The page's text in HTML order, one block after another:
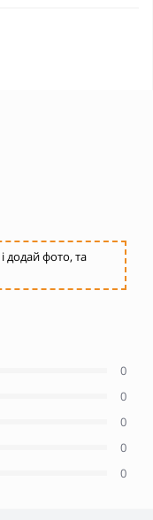
додай фото, та
0
0
0
0
0